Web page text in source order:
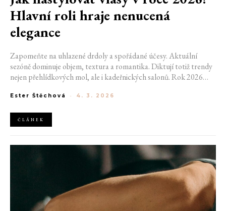
Hlavní roli hraje nenucená
elegance
Zapomeňte na uhlazené drdoly a spořádané účesy. Aktuální
sezóně dominuje objem, textura a romantika. Diktují totiž trendy
nejen přehlídkových mol, ale i kadeřnických salonů. Rok 2026
uvolněnosti a dechberoucí spontánnosti. V kurzu jsou rozcuchané
Ester Štěchová - 4. 3. 2026
ČLÁNEK